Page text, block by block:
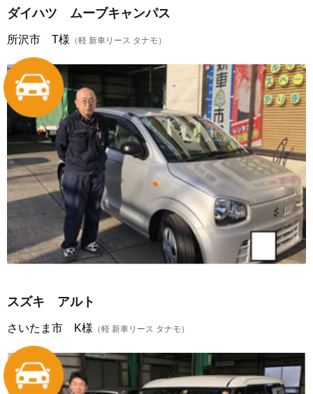
ダイハツ ムーブキャンパス
所沢市 T様 （軽 新車リース タナモ）
スズキ アルト
さいたま市 K様 （軽 新車リース タナモ）